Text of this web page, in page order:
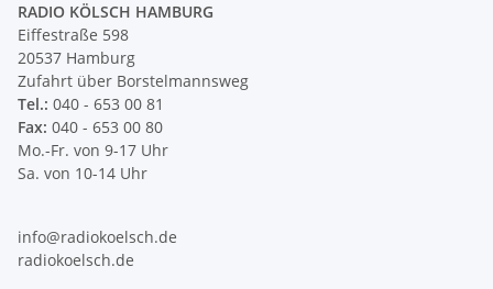
RADIO KÖLSCH HAMBURG
Eiffestraße 598
20537 Hamburg
Zufahrt über Borstelmannsweg
Tel.: 040 - 653 00 81
Fax: 040 - 653 00 80
Mo.-Fr. von 9-17 Uhr
Sa. von 10-14 Uhr
info@radiokoelsch.de
radiokoelsch.de